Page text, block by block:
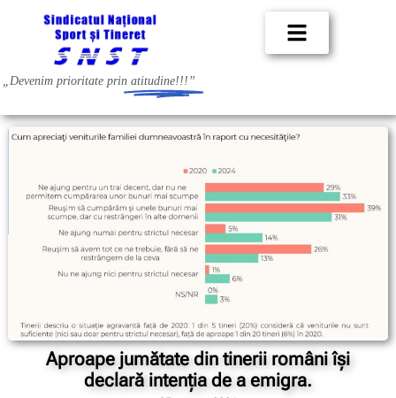
„Devenim prioritate prin atitudine!!!”
Aproape jumătate din tinerii români își
declară intenția de a emigra.